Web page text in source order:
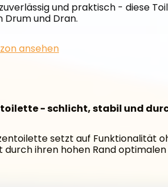
und praktisch - diese
und Dran.
ansehen
- schlicht, stabil und
setzt auf Funktionalität
durch ihren hohen Rand